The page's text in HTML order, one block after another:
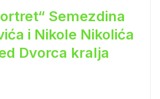
Semezdina
i Nikole Nikolića
Dvorca kralja